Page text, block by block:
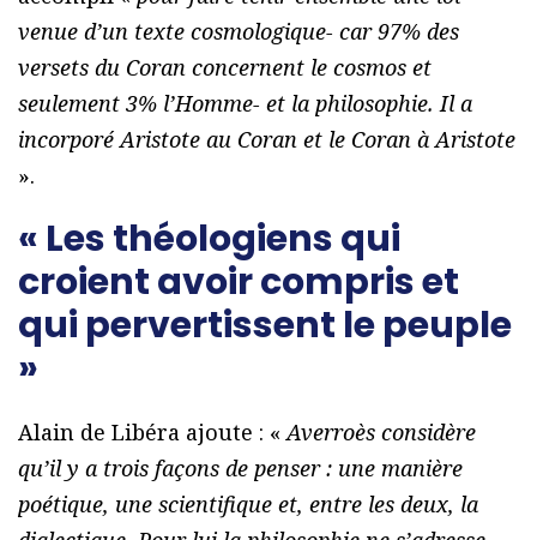
venue d’un texte cosmologique- car 97% des
versets du Coran concernent le cosmos et
seulement 3% l’Homme- et la philosophie. Il a
incorporé Aristote au Coran et le Coran à Aristote
».
« Les théologiens qui
croient avoir compris et
qui pervertissent le peuple
»
Alain de Libéra ajoute : « Averroès considère
qu’il y a trois façons de penser : une manière
poétique, une scientifique et, entre les deux, la